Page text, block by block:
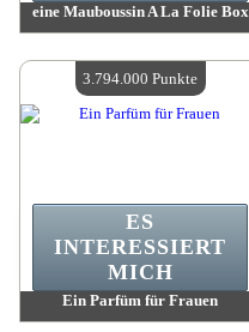
eine Mauboussin A La Folie Box
Verfügbare Menge:4
Ein Parfüm für Frauen
ES
INTERESSIERT
MICH
3.794.000 Punkte